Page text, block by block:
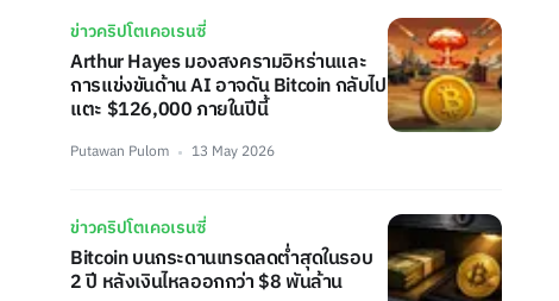
ข่าวคริปโตเคอเรนซี่
Arthur Hayes มองสงครามอิหร่านและ
การแข่งขันด้าน AI อาจดัน Bitcoin กลับไป
แตะ $126,000 ภายในปีนี้
Putawan Pulom 13 May 2026
ข่าวคริปโตเคอเรนซี่
Bitcoin บนกระดานเทรดลดต่ำสุดในรอบ
2 ปี หลังเงินไหลออกกว่า $8 พันล้าน